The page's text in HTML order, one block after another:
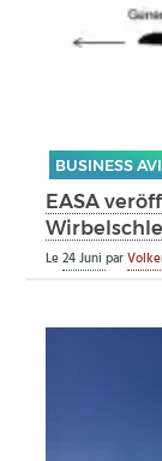
BUSINESS
EASA
Le24 Junipar